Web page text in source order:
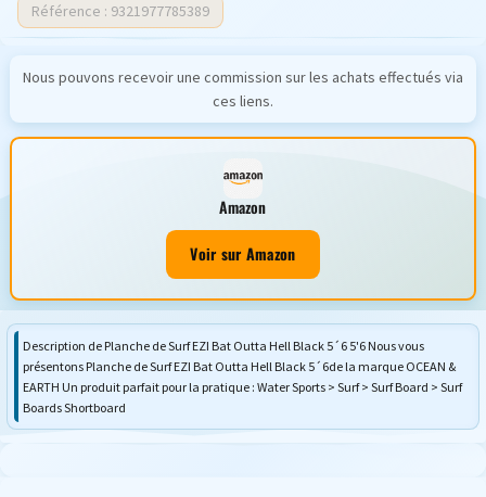
Référence : 9321977785389
Nous pouvons recevoir une commission sur les achats effectués via
ces liens.
Amazon
Voir sur Amazon
Description de Planche de Surf EZI Bat Outta Hell Black 5´6 5'6 Nous vous
présentons Planche de Surf EZI Bat Outta Hell Black 5´6de la marque OCEAN &
EARTH Un produit parfait pour la pratique : Water Sports > Surf > Surf Board > Surf
Boards Shortboard